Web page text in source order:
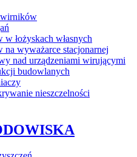
wirników
łożyskach własnych
wyważarce stacjonarnej
nad urządzeniami wirującymi
budowlanych
nieszczelności